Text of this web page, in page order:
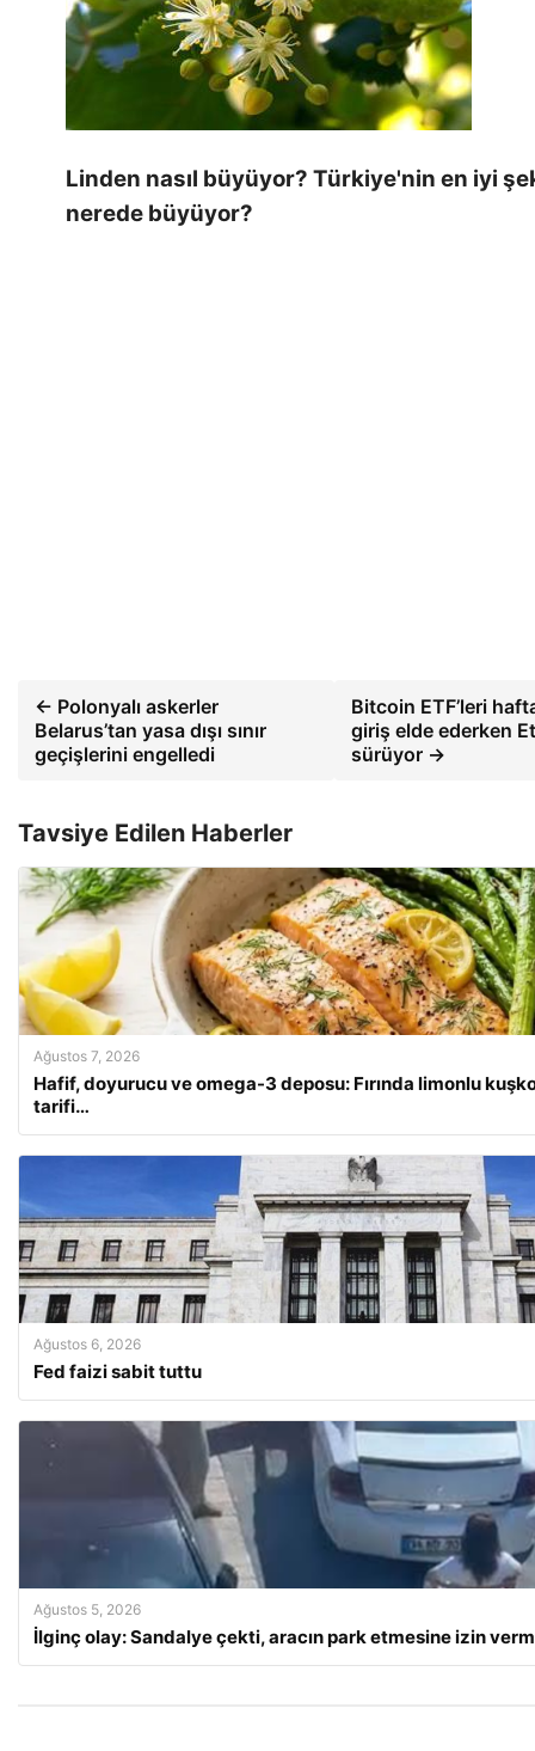
Linden nasıl büyüyor? Türkiye'nin en iyi
nerede büyüyor?
← Polonyalı askerler
Belarus’tan yasa dışı sınır
geçişlerini engelledi
Bitcoin ETF’leri
giriş elde ederken
sürüyor →
Tavsiye Edilen Haberler
Ağustos 7, 2026
Hafif, doyurucu ve omega-3 deposu: Fırında limonlu
tarifi…
Ağustos 6, 2026
Fed faizi sabit tuttu
Ağustos 5, 2026
İlginç olay: Sandalye çekti, aracın park etmesine izin